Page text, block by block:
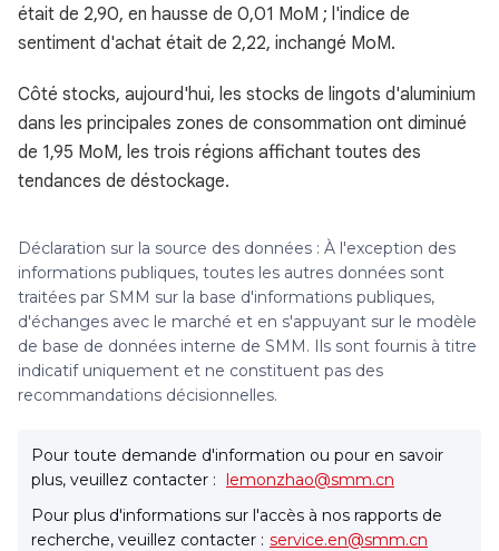
était de 2,90, en hausse de 0,01 MoM ; l'indice de
sentiment d'achat était de 2,22, inchangé MoM.
Côté stocks, aujourd'hui, les stocks de lingots d'aluminium
dans les principales zones de consommation ont diminué
de 1,95 MoM, les trois régions affichant toutes des
tendances de déstockage.
Déclaration sur la source des données : À l'exception des
informations publiques, toutes les autres données sont
traitées par SMM sur la base d'informations publiques,
d'échanges avec le marché et en s'appuyant sur le modèle
de base de données interne de SMM. Ils sont fournis à titre
indicatif uniquement et ne constituent pas des
recommandations décisionnelles.
Pour toute demande d'information ou pour en savoir
plus, veuillez contacter : lemonzhao@smm.cn
Pour plus d'informations sur l'accès à nos rapports de
recherche, veuillez contacter : service.en@smm.cn